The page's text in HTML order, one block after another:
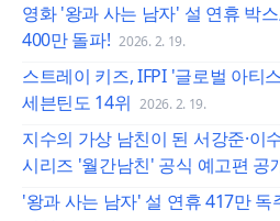
영화 '왕과 사는 남자' 설 연휴 박
400만 돌파! 2026. 2. 19.
스트레이 키즈, IFPI '글로벌 아티
세븐틴도 14위 2026. 2. 19.
지수의 가상 남친이 된 서강준·이
시리즈 '월간남친' 공식 예고편 공
'왕과 사는 남자' 설 연휴 417만 독